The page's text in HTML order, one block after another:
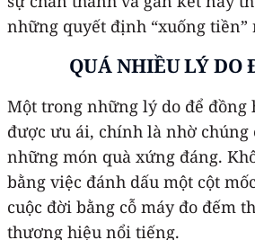
những quyết định “xuống tiền”
QUÁ NHIỀU LÝ DO
Một trong những lý do để đồng
được ưu ái, chính là nhờ chúng
những món quà xứng đáng.
bằng việc đánh dấu một cột
cuộc đời bằng cỗ máy đo đếm
thương hiệu nổi tiếng.